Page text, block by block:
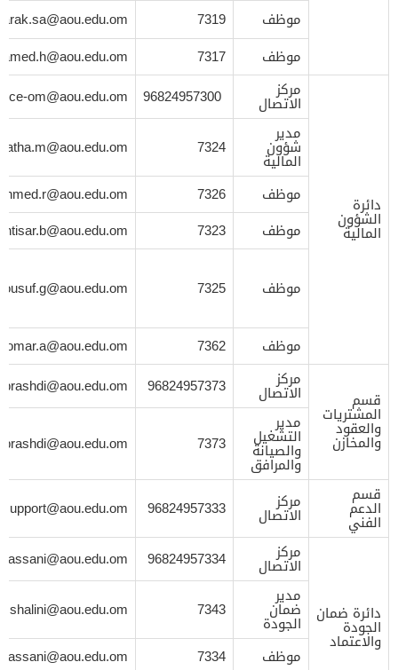
موظف 7319
موظف
7317
دائرة
الشؤون
المالية
مركز
الاتصال 96824957300
om@aou.edu.om
مدير
شؤون
المالية
7324
موظف
7326
موظف
7323
intisar.b@aou.edu.om
موظف 7325
موظف 7362
omar.a@aou.edu.om
قسم
المشتريات
والعقود
والمخازن
مركز
الاتصال 96824957373
مدير
التشغيل
والصيانة
والمرافق
7373
قسم
الدعم
الفني
مركز
الاتصال 96824957333
support@aou.edu.om
دائرة ضمان
الجودة
والاعتماد
مركز
الاتصال 96824957334
مدير
ضمان
الجودة
7343
shalini@aou.edu.om
موظف
7334